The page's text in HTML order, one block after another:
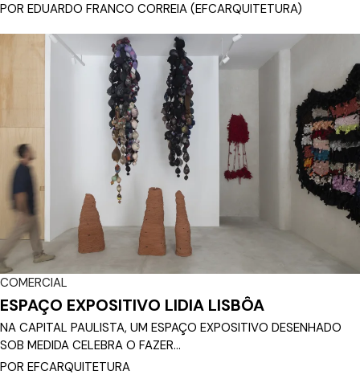
POR EDUARDO FRANCO CORREIA (EFCARQUITETURA)
COMERCIAL
ESPAÇO EXPOSITIVO LIDIA LISBÔA
NA CAPITAL PAULISTA, UM ESPAÇO EXPOSITIVO DESENHADO
SOB MEDIDA CELEBRA O FAZER...
POR EFCARQUITETURA